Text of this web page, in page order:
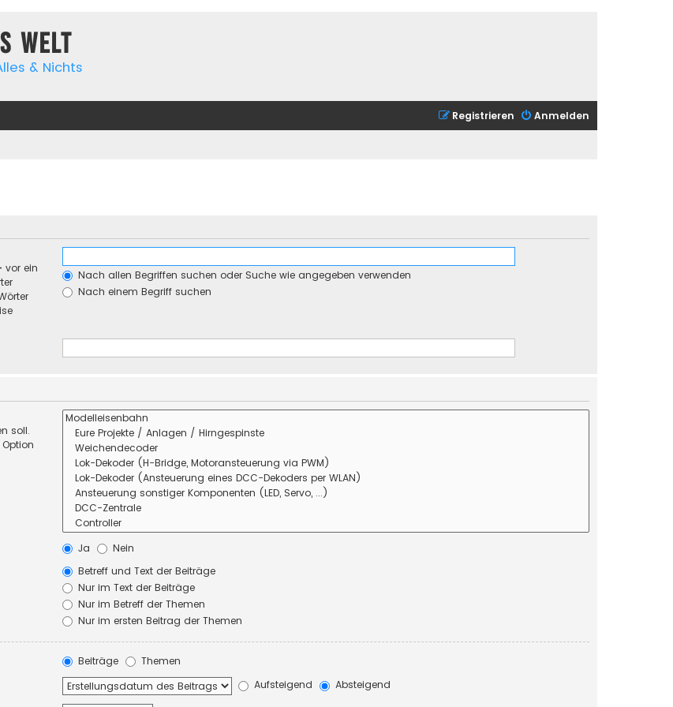
Welt
& Nichts
Anmelden
Registrieren
vor ein
Nach allen Begriffen suchen oder Suche wie angegeben verwenden
Nach einem Begriff suchen
soll.
Ja
Nein
Betreff und Text der Beiträge
Nur im Text der Beiträge
Nur im Betreff der Themen
Nur im ersten Beitrag der Themen
Beiträge
Themen
Aufsteigend
Absteigend